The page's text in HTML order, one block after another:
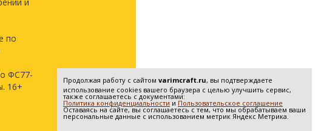
по
ФС77-
16+
Продолжая работу с сайтом varimcraft.ru, вы подтверждаете
использование cookies вашего браузера с целью улучшить сервис,
также соглашаетесь с документами:
Политика конфиденциальности и Пользовательское соглашение
Оставаясь на сайте, вы соглашаетесь с тем, что мы обрабатываем ваши
персональные данные с использованием метрик Яндекс Метрика.